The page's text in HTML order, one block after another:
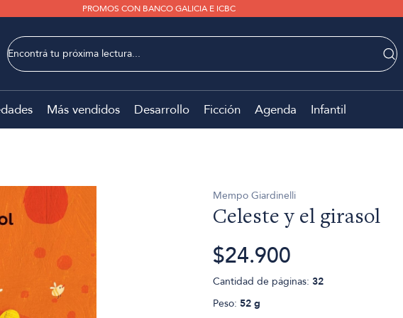
PROMOS CON BANCO GALICIA E ICBC
Más vendidos Desarrollo Ficción Agenda Infantil
Mempo Giardinelli
Celeste y el girasol
$24.900
Cantidad de páginas: 32
Peso: 52 g